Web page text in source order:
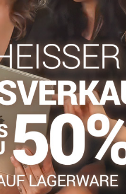
Strumpfhosen 30-
BlueskyPinterestReddit